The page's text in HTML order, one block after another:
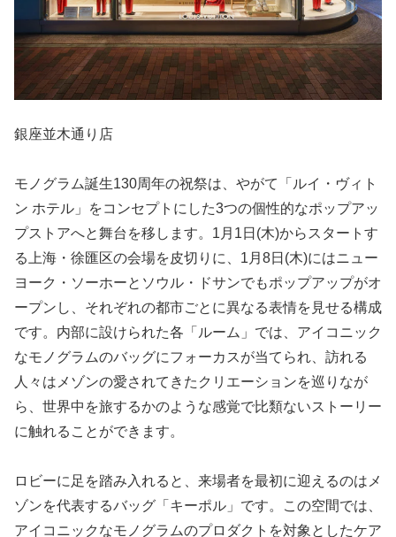
銀座並木通り店
モノグラム誕生130周年の祝祭は、やがて「ルイ・ヴィト
ン ホテル」をコンセプトにした3つの個性的なポップアッ
プストアへと舞台を移します。1月1日(木)からスタートす
る上海・徐匯区の会場を皮切りに、1月8日(木)にはニュー
ヨーク・ソーホーとソウル・ドサンでもポップアップがオ
ープンし、それぞれの都市ごとに異なる表情を見せる構成
です。内部に設けられた各「ルーム」では、アイコニック
なモノグラムのバッグにフォーカスが当てられ、訪れる
人々はメゾンの愛されてきたクリエーションを巡りなが
ら、世界中を旅するかのような感覚で比類ないストーリー
に触れることができます。
ロビーに足を踏み入れると、来場者を最初に迎えるのはメ
ゾンを代表するバッグ「キーポル」です。この空間では、
アイコニックなモノグラムのプロダクトを対象としたケア